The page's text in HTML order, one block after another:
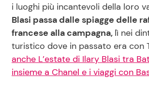
Redazione
Contattaci
Pubblicità
Privacy Policy
i luoghi più incantevoli della loro
Blasi passa dalle spiagge delle
francese alla campagna, lì nei
turistico dove in passato era con
anche L’estate di Ilary Blasi tra
insieme a Chanel e i viaggi con